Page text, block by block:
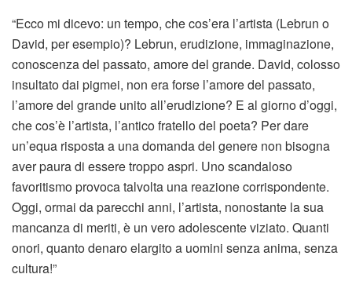
“Ecco mi dicevo: un tempo, che cos’era l’artista (Lebrun o
David, per esempio)? Lebrun, erudizione, immaginazione,
conoscenza del passato, amore del grande. David, colosso
insultato dai pigmei, non era forse l’amore del passato,
l’amore del grande unito all’erudizione? E al giorno d’oggi,
che cos’è l’artista, l’antico fratello del poeta? Per dare
un’equa risposta a una domanda del genere non bisogna
aver paura di essere troppo aspri. Uno scandaloso
favoritismo provoca talvolta una reazione corrispondente.
Oggi, ormai da parecchi anni, l’artista, nonostante la sua
mancanza di meriti, è un vero adolescente viziato. Quanti
onori, quanto denaro elargito a uomini senza anima, senza
cultura!”